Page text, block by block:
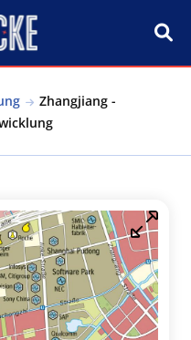
Zhangjiang -